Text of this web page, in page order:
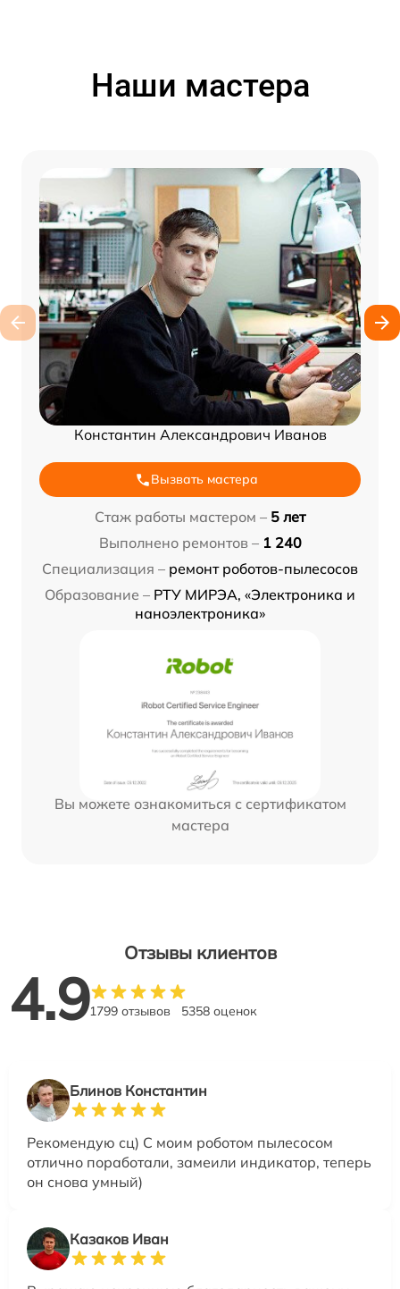
Наши мастера
Константин Александрович Иванов
Вызвать мастера
Стаж работы мастером – 5 лет
Выполнено ремонтов – 1 240
Специализация – ремонт роботов-пылесосов
Образование – РТУ МИРЭА, «Электроника и
наноэлектроника»
Вы можете ознакомиться с сертификатом
мастера
Отзывы клиентов
4.91799 отзывов 5358 оценок
Блинов Константин
Рекомендую сц) С моим роботом пылесосом
отлично поработали, замеили индикатор, теперь
он снова умный)
Казаков Иван